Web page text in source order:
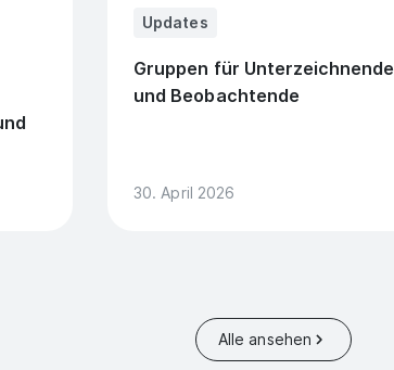
Updates
Gruppen für Unterzeichnende
und Beobachtende
30. April 2026
Alle ansehen